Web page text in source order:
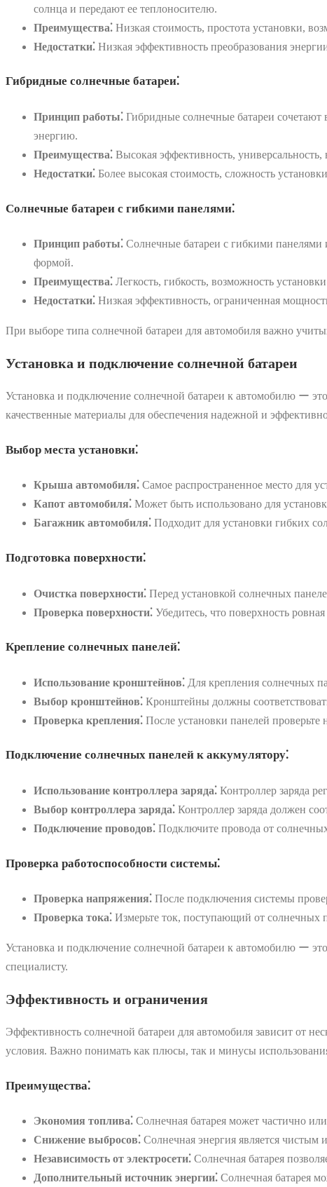
солнца и передают ее теплоносителю.
Преимущества⁚ Низкая стоимость, простота установки,
Недостатки⁚ Низкая эффективность преобразования
Гибридные солнечные батареи⁚
Принцип работы⁚ Гибридные солнечные батареи сочетают
энергию.
Преимущества⁚ Высокая эффективность,
Недостатки⁚ Более высокая стоимость, сложность
Солнечные батареи с гибкими панелями⁚
Принцип работы⁚ Солнечные батареи с гибкими панелями
формой.
Преимущества⁚ Легкость, гибкость, возможность
Недостатки⁚ Низкая эффективность, ограниченная
При выборе типа солнечной батареи для автомобиля важно
Установка и подключение солнечной батареи
Установка и подключение солнечной батареи к автомобилю ー
качественные материалы для обеспечения надежной и
Выбор места установки⁚
Крыша автомобиля⁚ Самое распространенное место для
Капот автомобиля⁚ Может быть использовано для
Багажник автомобиля⁚ Подходит для установки гибких
Подготовка поверхности⁚
Очистка поверхности⁚ Перед установкой солнечных
Проверка поверхности⁚ Убедитесь, что поверхность
Крепление солнечных панелей⁚
Использование кронштейнов⁚ Для крепления солнечных
Выбор кронштейнов⁚ Кронштейны должны
Проверка крепления⁚ После установки панелей
Подключение солнечных панелей к аккумулятору⁚
Использование контроллера заряда⁚ Контроллер заряда
Выбор контроллера заряда⁚ Контроллер заряда должен
Подключение проводов⁚ Подключите провода от солнечных
Проверка работоспособности системы⁚
Проверка напряжения⁚ После подключения системы
Проверка тока⁚ Измерьте ток, поступающий от солнечных
Установка и подключение солнечной батареи к автомобилю ー
специалисту.
Эффективность и ограничения
Эффективность солнечной батареи для автомобиля зависит от
условия. Важно понимать как плюсы, так и минусы
Преимущества⁚
Экономия топлива⁚ Солнечная батарея может частично
Снижение выбросов⁚ Солнечная энергия является чистым
Независимость от электросети⁚ Солнечная батарея
Дополнительный источник энергии⁚ Солнечная батарея